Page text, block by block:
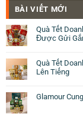
BÀI VIẾT MỚI
Quà Tết
Được Gửi
Quà Tết
Lên Tiếng
Glamour